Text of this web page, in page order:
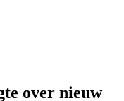
over nieuw